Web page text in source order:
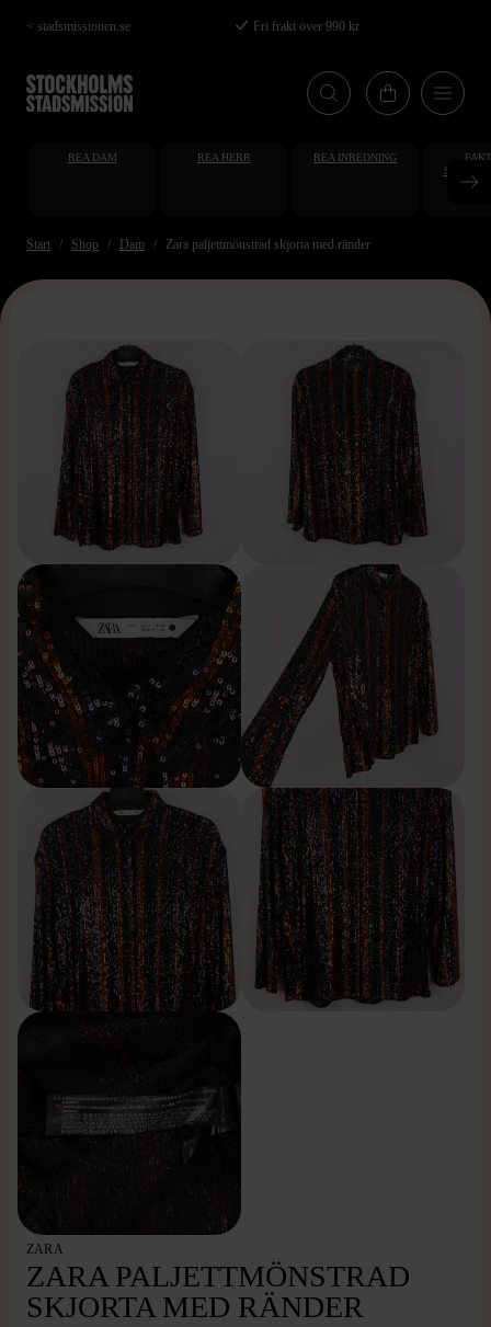
Hoppa
till
huvudinnehåll
< stadsmissionen.se Fri frakt över 990 kr
REA DAM REA HERR REA INREDNING
Start Shop Dam Zara paljettmönstrad skjorta med ränder
ZARA
ZARA PALJETTMÖNSTRAD
SKJORTA MED RÄNDER